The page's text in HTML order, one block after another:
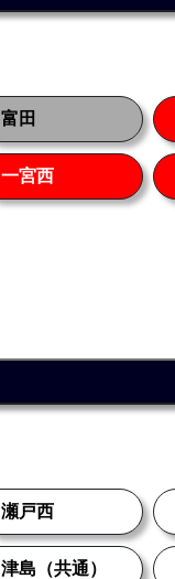
富田
一宮西
瀬戸西
津島（共通）